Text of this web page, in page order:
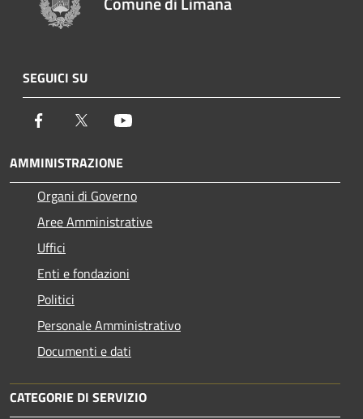
SEGUICI SU
Facebook Twitter
AMMINISTRAZIONE
Organi di Governo
Aree Amministrative
Uffici
Enti e fondazioni
Politici
Personale Amministrativo
Documenti e dati
CATEGORIE DI SERVIZIO